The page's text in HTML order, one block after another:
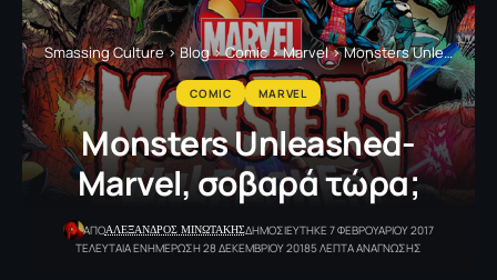
Smassing Culture>Blog>Comic>Marvel>Monsters Unleashed- Μarvel, σοβαρά τώρα;
COMIC MARVEL
Monsters Unleashed-
Μarvel, σοβαρά τώρα;
ΑΠΟΑΛΕΞΑΝΔΡΟΣ ΜΙΝΩΤΑΚΗΣΔΗΜΟΣΙΕΥΤΗΚΕ 7 ΦΕΒΡΟΥΑΡΙΟΥ 2017
ΤΕΛΕΥΤΑΙΑ ΕΝΗΜΕΡΩΣΗ 28 ΔΕΚΕΜΒΡΙΟΥ 20185 ΛΕΠΤΑ ΑΝΑΓΝΩΣΗΣ